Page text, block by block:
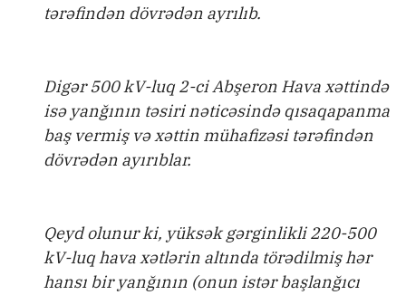
tərəfindən dövrədən ayrılıb.
Digər 500 kV-luq 2-ci Abşeron Hava xəttində
isə yanğının təsiri nəticəsində qısaqapanma
baş vermiş və xəttin mühafizəsi tərəfindən
dövrədən ayırıblar.
Qeyd olunur ki, yüksək gərginlikli 220-500
kV-luq hava xətlərin altında törədilmiş hər
hansı bir yanğının (onun istər başlanğıcı